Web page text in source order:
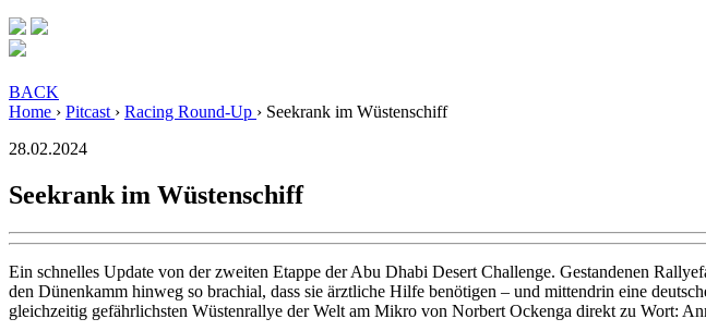
BACK
Home › Pitcast › Racing Round-Up › Seekrank im Wüstenschiff
28.02.2024
Seekrank im Wüstenschiff
Ein schnelles Update von der zweiten Etappe der Abu Dhabi Desert Challenge. Gestandenen
den Dünenkamm hinweg so brachial, dass sie ärztliche Hilfe benötigen – und mittendrin eine
gleichzeitig gefährlichsten Wüstenrallye der Welt am Mikro von Norbert Ockenga direkt zu Wort: